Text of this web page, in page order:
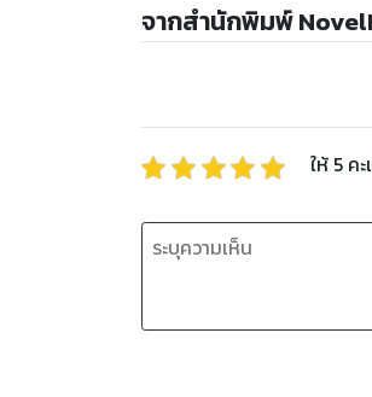
จากสำนักพิมพ์
ให้ 5 ค